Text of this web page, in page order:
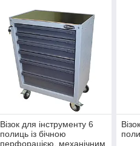
Візок для інструменту 6
полиць із бічною
перфорацією, механічним